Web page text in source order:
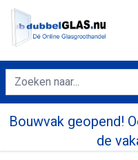
Bouwvak geopend!
de